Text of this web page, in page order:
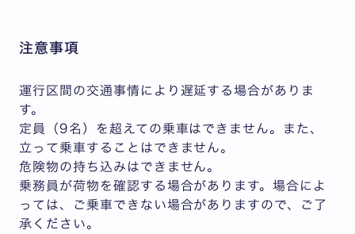
注意事項
運行区間の交通事情により遅延する場合がありま
す。
定員（9名）を超えての乗車はできません。また、
立って乗車することはできません。
危険物の持ち込みはできません。
乗務員が荷物を確認する場合があります。場合によ
っては、ご乗車できない場合がありますので、ご了
承ください。